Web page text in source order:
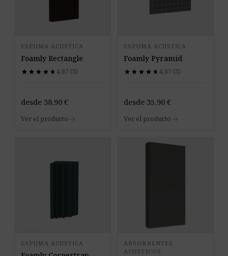
ESPUMA ACUSTICA
Foamly Rectangle
star star star star star
star star star star star 4,67 (3)
desde 38,90 €
Ver el producto arrow_forward
ESPUMA ACUSTICA
Foamly Pyramid
star star star star star
star star star star star 4,67 (3)
desde 35,90 €
Ver el producto arrow_forward
ESPUMA ACUSTICA
ABSORBENTES
ACUSTICOS